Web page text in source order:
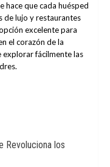
hace que cada huésped
de lujo y restaurantes
excelente para
el corazón de la
explorar fácilmente las
Revoluciona los